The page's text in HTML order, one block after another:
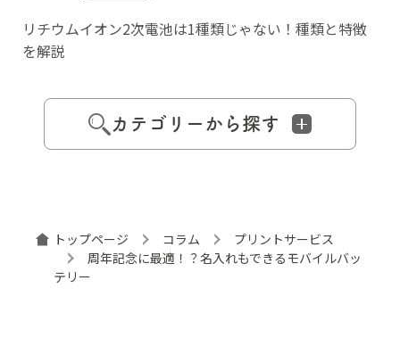
リチウムイオン2次電池は1種類じゃない！種類と特徴
を解説
カテゴリーから探す
トップページ コラム
プリントサービス
周年記念に最適！？名入れもできるモバイルバッ
テリー